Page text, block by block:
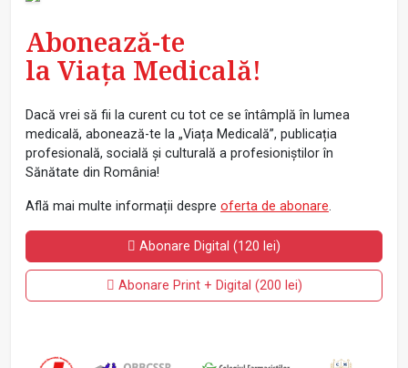
Abonează-te
la Viața Medicală!
Dacă vrei să fii la curent cu tot ce se întâmplă în lumea
medicală, abonează-te la „Viața Medicală”, publicația
profesională, socială și culturală a profesioniștilor în
Sănătate din România!
Află mai multe informații despre oferta de abonare.
Abonare Digital (120 lei)
Abonare Print + Digital (200 lei)